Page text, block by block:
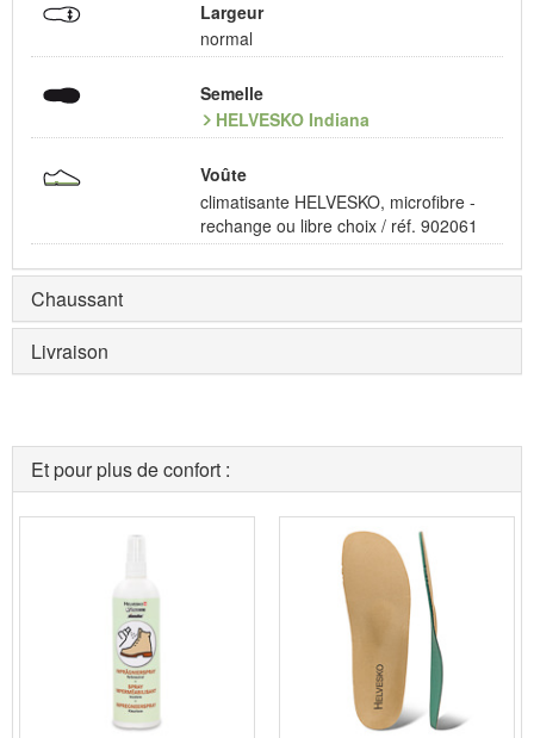
Largeur
normal
Semelle
HELVESKO Indiana
Voûte
climatisante HELVESKO, microfibre -
rechange ou libre choix / réf. 902061
Chaussant
Livraison
Et pour plus de confort :